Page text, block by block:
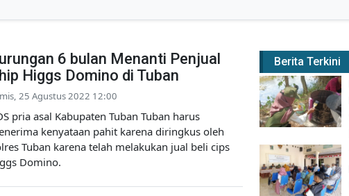
6 bulan Menanti Penjual
Higgs Domino di Tuban
25 Agustus 2022 12:00
pria asal Kabupaten Tuban Tuban harus
kenyataan pahit karena diringkus oleh
Tuban karena telah melakukan jual beli cips
Domino.
Berita Terkini